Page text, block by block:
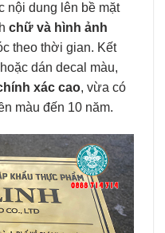
nội dung lên bề mặt
chữ và hình ảnh
theo thời gian. Kết
dán decal màu,
xác cao, vừa có
màu đến 10 năm.